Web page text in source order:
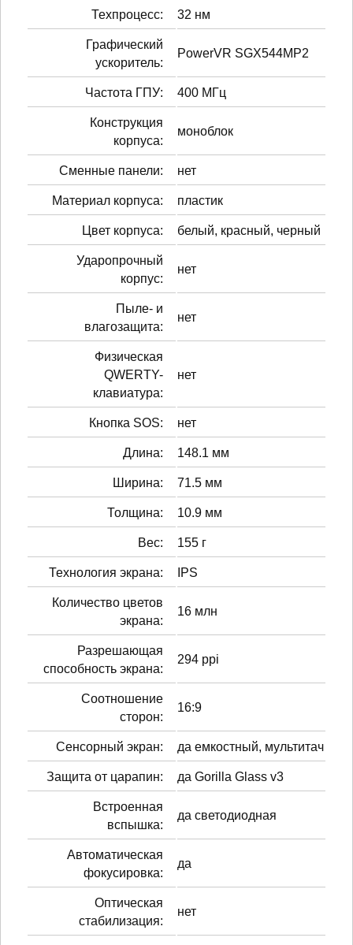
Техпроцесс: 32 нм
Графический
ускоритель:
PowerVR SGX544MP2
Частота ГПУ: 400 МГц
Конструкция
корпуса:
моноблок
Сменные панели: нет
Материал корпуса: пластик
Цвет корпуса: белый, красный, черный
Ударопрочный
корпус:
нет
Пыле- и
влагозащита:
нет
Физическая
QWERTY-
клавиатура:
нет
Кнопка SOS: нет
Длина: 148.1 мм
Ширина: 71.5 мм
Толщина: 10.9 мм
Вес: 155 г
Технология экрана: IPS
Количество цветов
экрана:
16 млн
Разрешающая
способность экрана:
294 ppi
Соотношение
сторон:
16:9
Сенсорный экран: да емкостный, мультитач
Защита от царапин: да Gorilla Glass v3
Встроенная
вспышка:
да светодиодная
Автоматическая
фокусировка:
да
Оптическая
стабилизация:
нет